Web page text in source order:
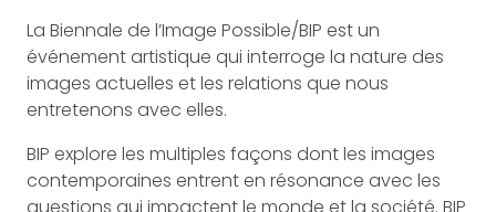
La Biennale de l’Image Possible/BIP est un
événement artistique qui interroge la nature des
images actuelles et les relations que nous
entretenons avec elles.
BIP explore les multiples façons dont les images
contemporaines entrent en résonance avec les
questions qui impactent le monde et la société. BIP